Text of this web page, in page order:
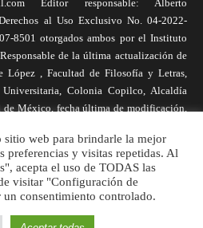
Editor responsable: Alberto
al Uso Exclusivo No. 04-2022-
8501 otorgados ambos por el Instituto
de la última actualización de
López , Facultad de Filosofía y Letras,
Colonia Copilco, Alcaldía
de México, fecha última de modificación,
de la revista, ni de Universidad Nacional
son responsables de los contenidos de
total o parcial de los textos aquí
cite la fuente completa y la dirección
sitio web para brindarle la mejor
preferencias y visitas repetidas. Al
acepta el uso de TODAS las
visitar "Configuración de
consentimiento controlado.